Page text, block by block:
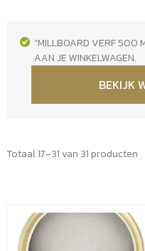
“MILLBOARD VERF 500
AAN JE WINKELWAGEN.
BEKIJK
Totaal 17–31 van 31 producten